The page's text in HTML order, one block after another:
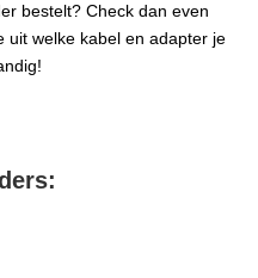
bestelt? Check dan even
uit welke kabel en adapter je